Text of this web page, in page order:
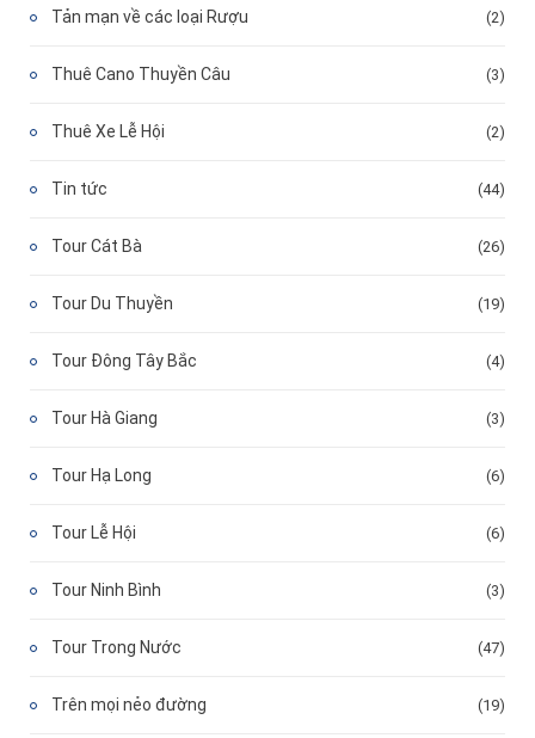
Tản mạn về các loại Rượu (2)
Thuê Cano Thuyền Câu (3)
Thuê Xe Lễ Hội (2)
Tin tức (44)
Tour Cát Bà (26)
Tour Du Thuyền (19)
Tour Đông Tây Bắc (4)
Tour Hà Giang (3)
Tour Hạ Long (6)
Tour Lễ Hội (6)
Tour Ninh Bình (3)
Tour Trong Nước (47)
Trên mọi nẻo đường (19)